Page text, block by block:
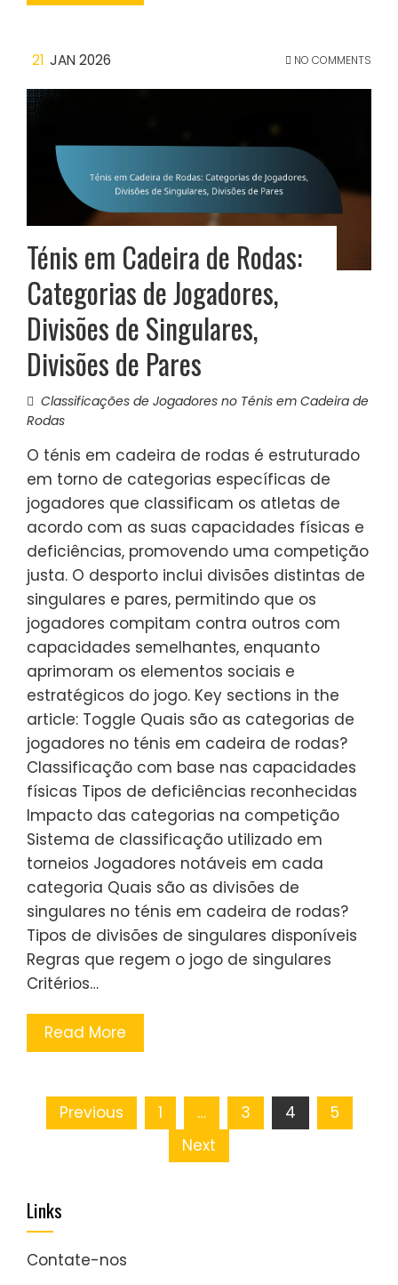
21 JAN 2026 NO COMMENTS
Ténis em Cadeira de Rodas:
Categorias de Jogadores,
Divisões de Singulares,
Divisões de Pares
Classificações de Jogadores no Ténis em Cadeira de
Rodas
O ténis em cadeira de rodas é estruturado
em torno de categorias específicas de
jogadores que classificam os atletas de
acordo com as suas capacidades físicas e
deficiências, promovendo uma competição
justa. O desporto inclui divisões distintas de
singulares e pares, permitindo que os
jogadores compitam contra outros com
capacidades semelhantes, enquanto
aprimoram os elementos sociais e
estratégicos do jogo. Key sections in the
article: Toggle Quais são as categorias de
jogadores no ténis em cadeira de rodas?
Classificação com base nas capacidades
físicas Tipos de deficiências reconhecidas
Impacto das categorias na competição
Sistema de classificação utilizado em
torneios Jogadores notáveis em cada
categoria Quais são as divisões de
singulares no ténis em cadeira de rodas?
Tipos de divisões de singulares disponíveis
Regras que regem o jogo de singulares
Critérios…
Read More
Posts
Previous 1 … 3 4
5
Next
Links
Contate-nos